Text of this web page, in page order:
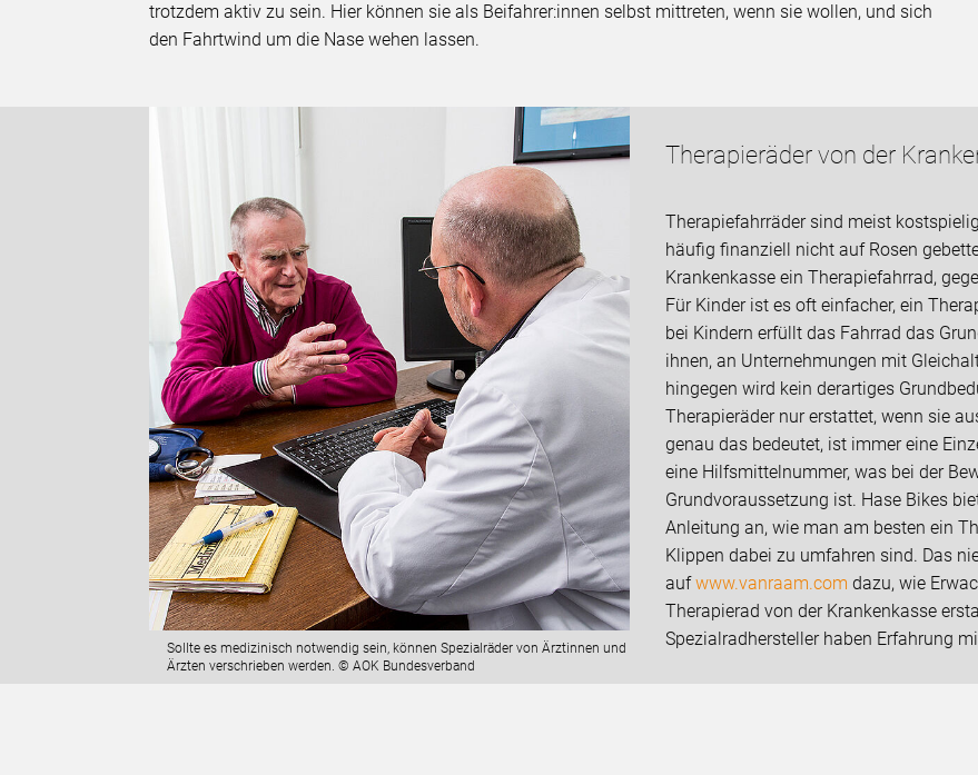
trotzdem aktiv zu sein. Hier können sie als Beifahrer:innen selbst mittreten, wenn sie wollen, und sich
den Fahrtwind um die Nase wehen lassen.
Sollte es medizinisch notwendig sein, können Spezialräder von Ärztinnen und
Ärzten verschrieben werden. © AOK Bundesverband
Therapieräder von der
Therapiefahrräder sind meist
häufig finanziell nicht auf Rosen
Krankenkasse ein Therapiefahrrad,
Für Kinder ist es oft einfacher, ein
bei Kindern erfüllt das Fahrrad das
ihnen, an Unternehmungen mit
hingegen wird kein derartiges
Therapieräder nur erstattet, wenn sie
genau das bedeutet, ist immer eine
eine Hilfsmittelnummer, was bei der
Grundvoraussetzung ist. Hase Bikes
Anleitung an, wie man am besten ein
Klippen dabei zu umfahren sind. Das
aufwww.vanraam.com dazu, wie
Therapierad von der Krankenkasse
Spezialradhersteller haben Erfahrung